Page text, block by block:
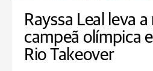
Rayssa Leal leva
campeã olímpica
Rio Takeover